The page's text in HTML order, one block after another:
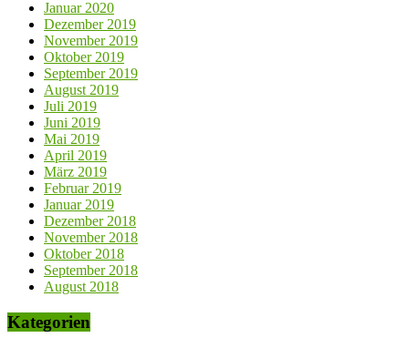
Januar 2020
Dezember 2019
November 2019
Oktober 2019
September 2019
August 2019
Juli 2019
Juni 2019
Mai 2019
April 2019
März 2019
Februar 2019
Januar 2019
Dezember 2018
November 2018
Oktober 2018
September 2018
August 2018
Kategorien